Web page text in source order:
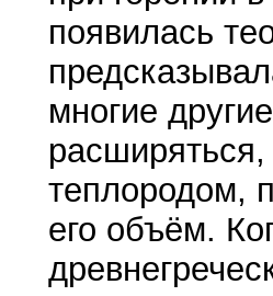
появилась
многие
теплородом,
его объём.